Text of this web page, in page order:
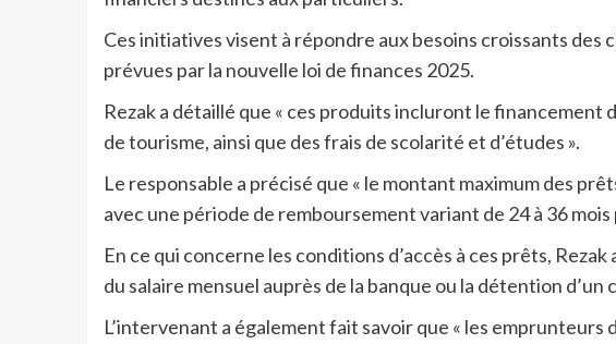
Ces initiatives visent à répondre aux besoins croissants
prévues par la nouvelle loi de finances 2025.
Rezak a détaillé que « ces produits incluront le financement
de tourisme, ainsi que des frais de scolarité et d’études ».
Le responsable a précisé que « le montant maximum des
avec une période de remboursement variant de 24 à 36
En ce qui concerne les conditions d’accès à ces prêts,
du salaire mensuel auprès de la banque ou la détention d’un
L’intervenant a également fait savoir que « les